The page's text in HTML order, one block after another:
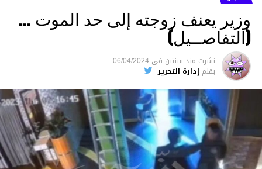
وزير يعنف زوجته إلى حد الموت …
(التفاصــيل)
نشرت منذ سنتين فى 06/04/2024
بقلم إدارة التحرير